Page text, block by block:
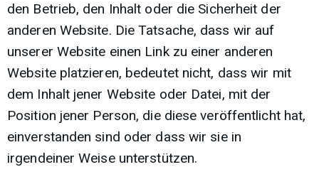
den Betrieb, den Inhalt oder die Sicherheit der
anderen Website. Die Tatsache, dass wir auf
unserer Website einen Link zu einer anderen
Website platzieren, bedeutet nicht, dass wir mit
dem Inhalt jener Website oder Datei, mit der
Position jener Person, die diese veröffentlicht hat,
einverstanden sind oder dass wir sie in
irgendeiner Weise unterstützen.